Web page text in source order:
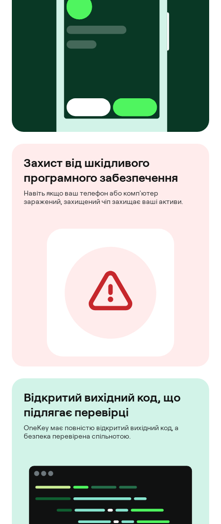
Захист від шкідливого
програмного забезпечення
Навіть якщо ваш телефон або комп'ютер
заражений, захищений чіп захищає ваші активи.
Відкритий вихідний код, що
підлягає перевірці
OneKey має повністю відкритий вихідний код, а
безпека перевірена спільнотою.